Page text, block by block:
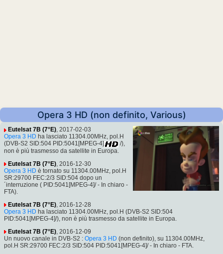
Opera 3 HD (non definito, Various)
Eutelsat 7B (7°E), 2017-02-03
Opera 3 HD ha lasciato 11304.00MHz, pol.H
(DVB-S2 SID:504 PID:5041[MPEG-4]
/),
non è più trasmesso da satellite in Europa.
Eutelsat 7B (7°E) , 2016-12-30
Opera 3 HD è tornato su 11304.00MHz, pol.H
SR:29700 FEC:2/3 SID:504 dopo un
´interruzione ( PID:5041[MPEG-4]/ - In chiaro -
FTA).
Eutelsat 7B (7°E) , 2016-12-28
Opera 3 HD ha lasciato 11304.00MHz, pol.H (DVB-S2 SID:504
PID:5041[MPEG-4]/), non è più trasmesso da satellite in Europa.
Eutelsat 7B (7°E) , 2016-12-09
Un nuovo canale in DVB-S2 : Opera 3 HD (non definito), su 11304.00MHz,
pol.H SR:29700 FEC:2/3 SID:504 PID:5041[MPEG-4]/ - In chiaro - FTA.